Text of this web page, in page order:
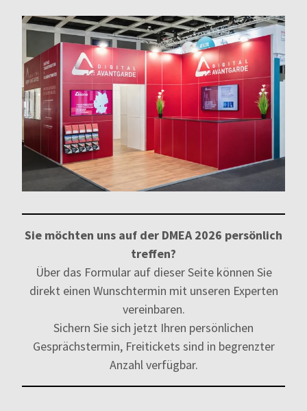
Sie möchten uns auf der DMEA 2026 persönlich
treffen?
Über das Formular auf dieser Seite können Sie
direkt einen Wunschtermin mit unseren Experten
vereinbaren.
Sichern Sie sich jetzt Ihren persönlichen
Gesprächstermin, Freitickets sind in begrenzter
Anzahl verfügbar.